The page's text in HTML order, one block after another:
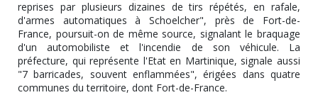
reprises par plusieurs dizaines de tirs répétés, en rafale,
d'armes automatiques à Schoelcher", près de Fort-de-
France, poursuit-on de même source, signalant le braquage
d'un automobiliste et l'incendie de son véhicule. La
préfecture, qui représente l'Etat en Martinique, signale aussi
"7 barricades, souvent enflammées", érigées dans quatre
communes du territoire, dont Fort-de-France.